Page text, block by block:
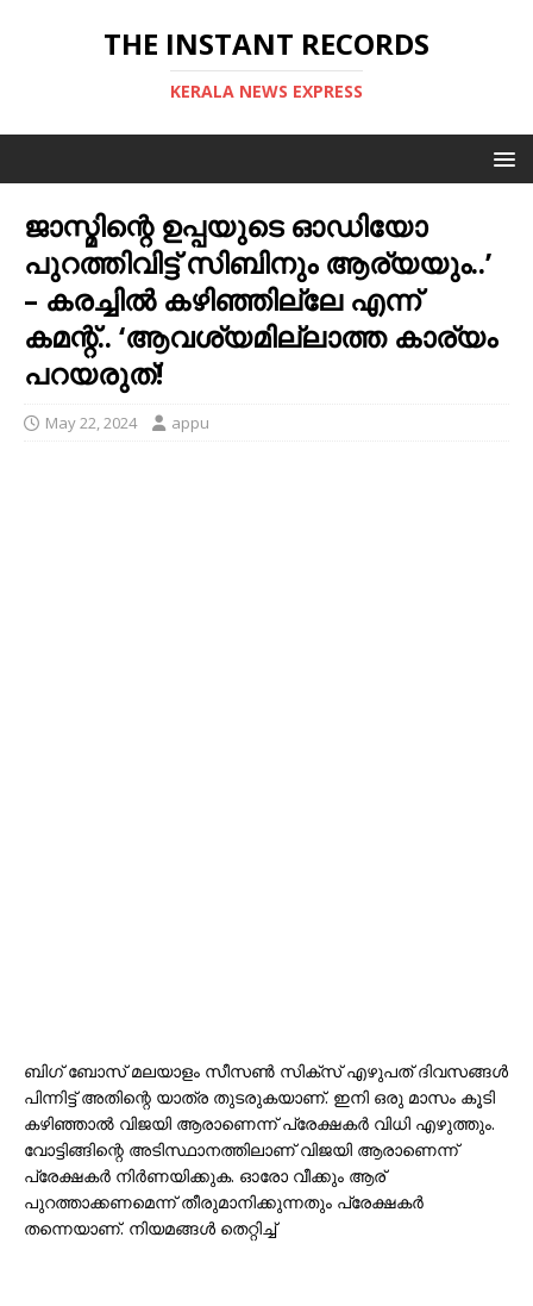
THE INSTANT RECORDS
KERALA NEWS EXPRESS
ജാസ്മിന്റെ ഉപ്പയുടെ ഓഡിയോ
പുറത്തിവിട്ട് സിബിനും ആര്യയും..’
– കരച്ചിൽ കഴിഞ്ഞില്ലേ എന്ന്
കമന്റ്.. ‘ആവശ്യമില്ലാത്ത കാര്യം
പറയരുത്!
May 22, 2024 appu
ബിഗ് ബോസ് മലയാളം സീസൺ സിക്സ് എഴുപത് ദിവസങ്ങൾ
പിന്നിട്ട് അതിന്റെ യാത്ര തുടരുകയാണ്. ഇനി ഒരു മാസം കൂടി
കഴിഞ്ഞാൽ വിജയി ആരാണെന്ന് പ്രേക്ഷകർ വിധി എഴുത്തും.
വോട്ടിങ്ങിന്റെ അടിസ്ഥാനത്തിലാണ് വിജയി ആരാണെന്ന്
പ്രേക്ഷകർ നിർണയിക്കുക. ഓരോ വീക്കും ആര്
പുറത്താക്കണമെന്ന് തീരുമാനിക്കുന്നതും പ്രേക്ഷകർ
തന്നെയാണ്. നിയമങ്ങൾ തെറ്റിച്ച്